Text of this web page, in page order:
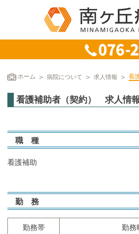
ホーム 病院について 求人情報 看
看護補助者（契約） 求人情
職 種
看護補助
勤 務
勤務帯 勤務